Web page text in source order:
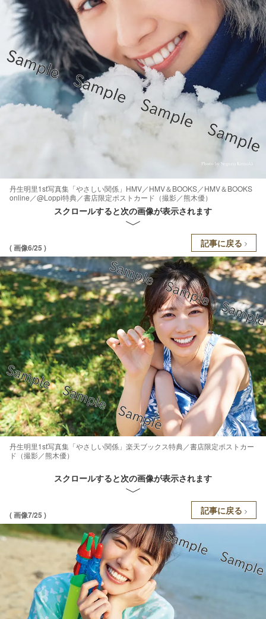
丹生明里1st写真集「やさしい関係」HMV／HMV＆BOOKS／HMV＆BOOKS
online／@Loppi特典／書店限定ポストカード（撮影／熊木優）
スクロールすると次の画像が表示されます
( 画像6/25 ) 記事に戻る
丹生明里1st写真集「やさしい関係」楽天ブックス特典／書店限定ポストカー
ド（撮影／熊木優）
スクロールすると次の画像が表示されます
( 画像7/25 ) 記事に戻る